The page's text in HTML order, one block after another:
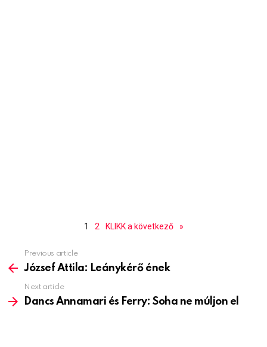
1 2 KLIKK a következő »
more
Previous article
József Attila: Leánykérő ének
Next article
Dancs Annamari és Ferry: Soha ne múljon el